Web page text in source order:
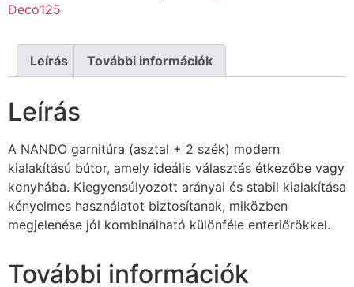
Deco125
Leírás További információk
Leírás
A NANDO garnitúra (asztal + 2 szék) modern
kialakítású bútor, amely ideális választás étkezőbe vagy
konyhába. Kiegyensúlyozott arányai és stabil kialakítása
kényelmes használatot biztosítanak, miközben
megjelenése jól kombinálható különféle enteriőrökkel.
További információk